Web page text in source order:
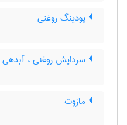
پودینگ روغنی
سردایش روغنی ، آبدهی
مازوت